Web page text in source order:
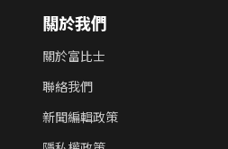
關於我們
關於富比士
聯絡我們
新聞編輯政策